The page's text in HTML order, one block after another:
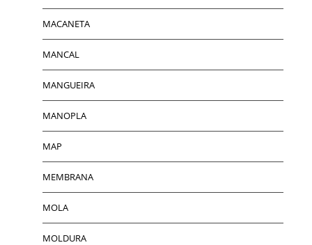
MACANETA
MANCAL
MANGUEIRA
MANOPLA
MAP
MEMBRANA
MOLA
MOLDURA